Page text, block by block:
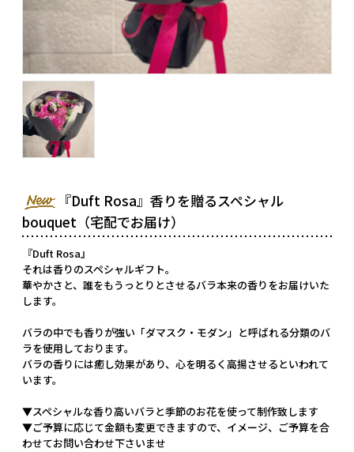
『Duft Rosa』香りを贈るスペシャル
bouquet（宅配でお届け）
『Duft Rosa』
それは香りのスペシャルギフト。
華やかさと、誰をもうっとりとさせるバラ本来の香りをお届けいた
します。
バラの中でも香りが強い「ダマスク・モダン」と呼ばれる分類のバ
ラを使用しております。
バラの香りには癒し効果があり、心を明るく高揚させるといわれて
います。
▼スペシャルな香り高いバラと季節のお花を使って制作致します
▼ご予算に応じて金額も変更できますので、イメージ、ご予算を合
わせてお問い合わせ下さいませ